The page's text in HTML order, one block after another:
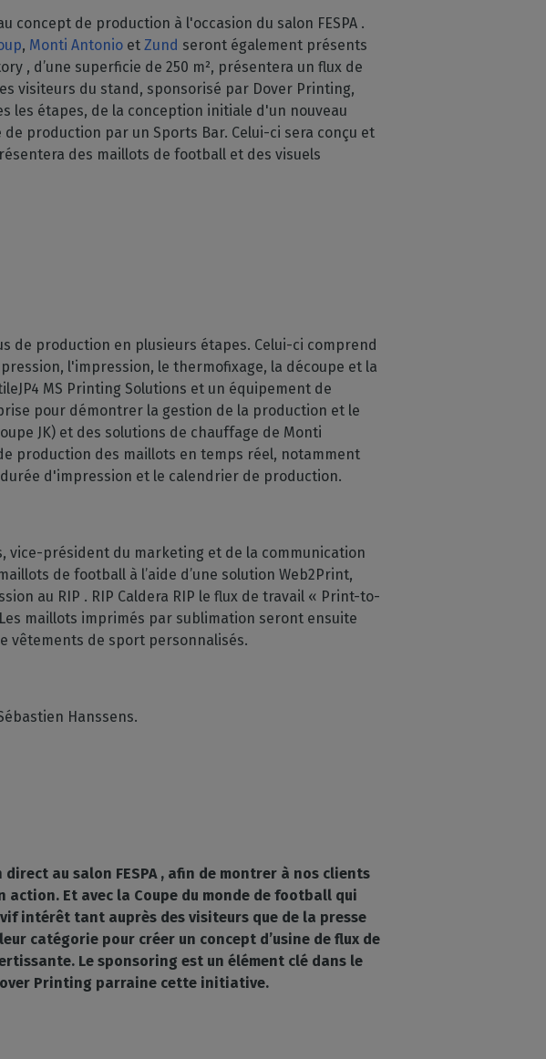
de production à l'occasion du salon FESPA .
, Monti Antonio et Zund seront également présents
, d’une superficie de 250 m², présentera un flux de
visiteurs du stand, sponsorisé par Dover Printing,
les étapes, de la conception initiale d'un nouveau
production par un Sports Bar. Celui-ci sera conçu et
des maillots de football et des visuels
de production en plusieurs étapes. Celui-ci comprend
l'impression, le thermofixage, la découpe et la
MS Printing Solutions et un équipement de
pour démontrer la gestion de la production et le
JK) et des solutions de chauffage de Monti
production des maillots en temps réel, notamment
d'impression et le calendrier de production.
vice-président du marketing et de la communication
de football à l’aide d’une solution Web2Print,
au RIP . RIP Caldera RIP le flux de travail « Print-to-
maillots imprimés par sublimation seront ensuite
vêtements de sport personnalisés.
Hanssens.
au salon FESPA , afin de montrer à nos clients
Et avec la Coupe du monde de football qui
intérêt tant auprès des visiteurs que de la presse
catégorie pour créer un concept d’usine de flux de
Le sponsoring est un élément clé dans le
Printing parraine cette initiative.